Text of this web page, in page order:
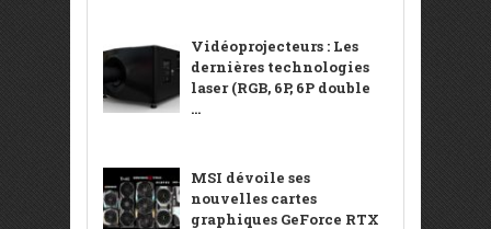
Vidéoprojecteurs : Les
dernières technologies
laser (RGB, 6P, 6P double
...
MSI dévoile ses
nouvelles cartes
graphiques GeForce RTX